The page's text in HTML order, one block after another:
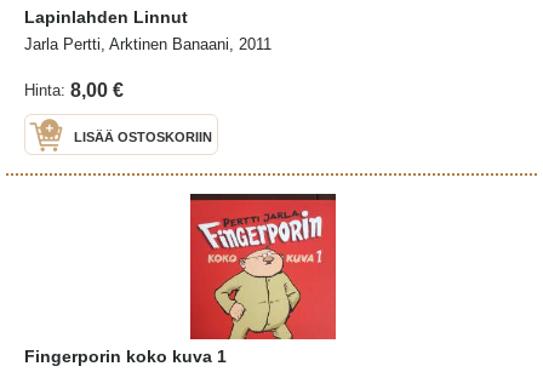
Lapinlahden Linnut
Jarla Pertti, Arktinen Banaani, 2011
Hinta: 8,00 €
LISÄÄ OSTOSKORIIN
Fingerporin koko kuva 1